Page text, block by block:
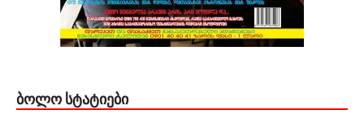
ᲑᲝᲚᲝ ᲡᲢᲐᲢᲘᲔᲑᲘ